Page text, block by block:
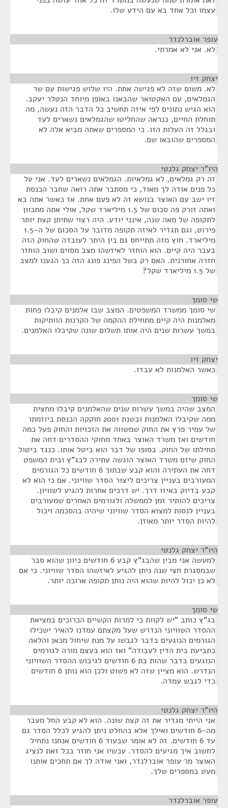
עצמו וכל אחד בא עם הידע שלו.
עופר אוברלנדר
לא. אני לא אמרתי.
יצחק זיו
לא. משום שזה לא פגישה אחת. היו שלוש פגישות עם שר
הגמלאים, עם האקטואר שהבאנו באופן מיוחד הנטלר יעקב.
הוא הגיש נתונים לפי איזה תחשיב כל הדבר הזה נעשה, מה
תוחלת החיים, כנראה שהחליטו שהגמלאים נשארים לעד
ובגלל זה העלות הזו. כי המספרים שאתה מביא אלה לא
המספרים שהובאו שם.
היו"ר יצחק גלנטי
זה רק גמלאים, לא גמלאיות. הגמלאים נשארים לעד. אני על
כל פנים אודה לך מאוד, כי מסתבר אתה רואה שחבר הכנסת
זיו ישב עם האוצר בנושא זה לא פעם אחת. אז כאשר אתה בא
ואתה זורק פה סכום של 1.5 מיליארד שקל, אולי אתה מתכוון
לתקופה של מאה שנה, אינני יודע. היה רצוי שתיתן קצת יותר
פירוט, וגם תגדיר לאיזה תקופה מדובר על הסכום של ה-1.5
מיליארד. חוץ מזה תתייחס גם בין היתר לעובדה שהחוק הזה
בעבר היה קיים. הוא הוחזר לאיזשהו מצב מסוים ושוב הוחזר
חזרה אחורנית. האם רק בשל הפינג פונג הזה כך הגענו למצב
של 1.5 מיליארד שקל?
שי סומך
שי סומך ממשרד המשפטים. המצב שבו אלמנים קיבלו פחות
מאלמנות היה קיים מתחילת ההקמה של הקרנות הוותיקות
במשך עשרות שנים היה אותו תשלום שונה שקיבלו האלמנים.
יצחק זיו
כאשר האלמנות לא עבדו.
שי סומך
המצב שהיה במשך עשרות שנים שהאלמנים קיבלו מחצית
ממה שקיבלו האלמנות ובשנת 2001 חוקקה הכנסת ביוזמתו
של עמיר פרץ את החוק שמשווה את הזכויות והחוק פעל כמה
חודשים ואז משרד האוצר באחד מחוקי ההסדרים דחה את
תחילתו של החוק. בסופו של דבר הוא ביטל אותו. כנגד ביטול
החוק שיזם משרד האוצר הוגשה עתירה לבג"ץ ובית המשפט
דחה את העתירה והוא קבע שבתוך 6 חודשים כל הגורמים
המעורבים בעניין צריכים ליצור הסדר שוויוני. אם כי הוא לא
קבע בדיוק באיזו דרך. יש דרכים אחרות להגיע לשוויון.
צריכים להותיר זמן לממשלה ולגורמים האחרים שמעורבים
בעניין לנסות למצוא הסדר שוויוני שיהיה בהסכמה ויכול
להיות הסדר יותר מאוזן.
היו"ר יצחק גלנטי
למעשה אני מבין שהבג"ץ קבע 6 חודשים כיוון שהוא סבר
שבמסגרת חצי שנה ניתן להגיע לאיזשהו הסדר שוויוני. כי אם
לא כן יכול להיות שהוא היה נותן תקופה ארוכה יותר.
שי סומך
בג"ץ כותב "יש לקוות כי למרות הקשיים הכרוכים במציאת
ההסדר השוויוני הנדרש שעל מקצתם עמדנו להאיר ישכילו
הגורמים הנוגעים בדבר לגבשו על מנת שיחול מכאן והלאה
כתביעת בית הדין לעבודה" ואז הוא בעצם מורה לגורמים
הנוגעים בדבר שהות בת 6 חודשים לגיבוש ההסדר השוויוני
הנדרש. הוא מציין שזה לא פשוט ולכן הוא נותן 6 חודשים
כדי לגבש עמדה.
היו"ר יצחק גלנטי
אני הייתי מגדיר את זה קצת שונה. הוא לא קבע החל מעבר
מה-6 חודשים ואילך אלא בהחלט ניתן להגיע לכלל הסדר גם
עד 6 חודשים. זה לא אומר שבעוד 6 חודשים אנחנו נתחיל
לחשוב איך מגיעים להסדר. עכשיו אני חוזר בכל זאת לנציג
האוצר מר עופר אוברלנדר, ואני אודה לך אם תחכים אותנו
מעט במספרים שלך.
עופר אוברלנדר